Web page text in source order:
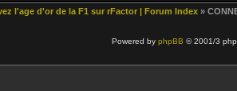
l'age d'or de la F1 sur rFactor | Forum Index »
Powered by phpBB © 2001/3